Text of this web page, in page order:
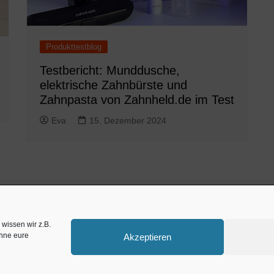
wir z.B.
eure
Akzeptieren
Produkttestblog
Testbericht: Munddusche,
elektrische Zahnbürste und
Zahnpasta von Zahnheld.de im Test
Eva 15. Dezember 2024
Zahnarzt München